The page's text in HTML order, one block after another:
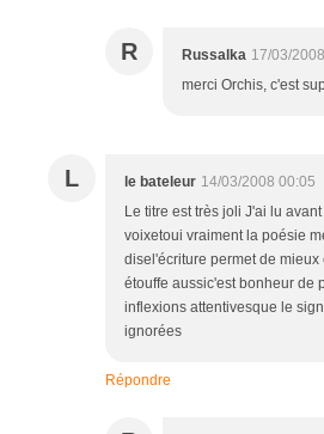
R Russalka 17/03/
merci Orchis, c'est
L le bateleur 14/03/2008 00:05
Le titre est très joli J'ai lu
voixetoui vraiment la poésie
disel'écriture permet de
étouffe aussic'est bonheur de
inflexions attentivesque le
ignorées
Répondre